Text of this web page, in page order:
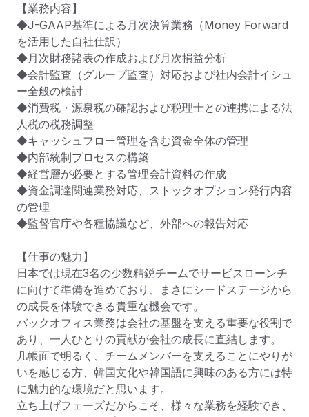
【業務内容】
◆J-GAAP基準による月次決算業務（Money Forward
を活用した自社仕訳）
◆月次財務諸表の作成および月次損益分析
◆会計監査（グループ監査）対応および社内会計イシュ
ー全般の検討
◆消費税・源泉税の確認および税理士との連携による法
人税の税務調整
◆キャッシュフロー管理を含む資金全体の管理
◆内部統制プロセスの構築
◆経営層が必要とする管理会計資料の作成
◆資金調達関連業務対応、ストックオプション発行内容
の管理
◆監督官庁や各種協議など、外部への報告対応
【仕事の魅力】
日本では現在3名の少数精鋭チームでサービスローンチ
に向けて準備を進めており、まさにシードステージから
の成長を体験できる貴重な機会です。
バックオフィス業務は会社の基盤を支える重要な役割で
あり、一人ひとりの貢献が会社の成長に直結します。
几帳面で明るく、チームメンバーを支えることにやりが
いを感じる方、韓国文化や韓国語に興味のある方には特
に魅力的な環境だと思います。
立ち上げフェーズだからこそ、様々な業務を経験でき、